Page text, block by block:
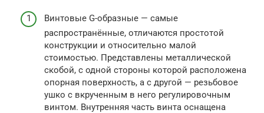
Винтовые G-образные — самые
распространённые, отличаются простотой
конструкции и относительно малой
стоимостью. Представлены металлической
скобой, с одной стороны которой расположена
опорная поверхность, а с другой — резьбовое
ушко с вкрученным в него регулировочным
винтом. Внутренняя часть винта оснащена